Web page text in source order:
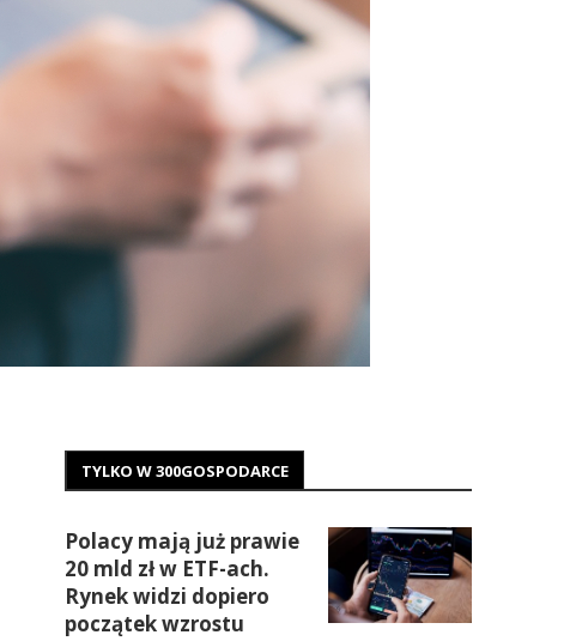
TYLKO W 300GOSPODARCE
Polacy mają już prawie
20 mld zł w ETF-ach.
Rynek widzi dopiero
początek wzrostu